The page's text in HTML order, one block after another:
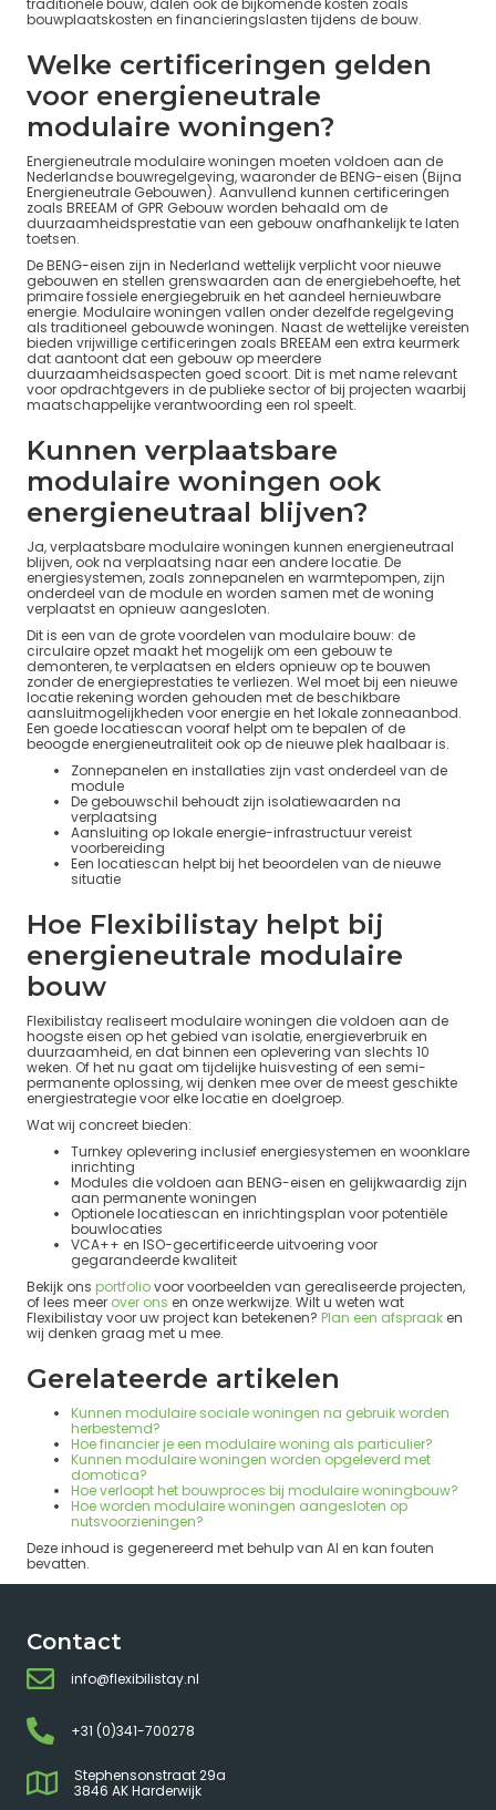
bouwplaatskosten en financieringslasten tijdens de bouw.
Welke certificeringen gelden
voor energieneutrale
modulaire woningen?
Energieneutrale modulaire woningen moeten voldoen aan de
Nederlandse bouwregelgeving, waaronder de BENG-eisen (Bijna
Energieneutrale Gebouwen). Aanvullend kunnen certificeringen
zoals BREEAM of GPR Gebouw worden behaald om de
duurzaamheidsprestatie van een gebouw onafhankelijk te laten
toetsen.
De BENG-eisen zijn in Nederland wettelijk verplicht voor nieuwe
gebouwen en stellen grenswaarden aan de energiebehoefte, het
primaire fossiele energiegebruik en het aandeel hernieuwbare
energie. Modulaire woningen vallen onder dezelfde regelgeving
als traditioneel gebouwde woningen. Naast de wettelijke vereisten
bieden vrijwillige certificeringen zoals BREEAM een extra keurmerk
dat aantoont dat een gebouw op meerdere
duurzaamheidsaspecten goed scoort. Dit is met name relevant
voor opdrachtgevers in de publieke sector of bij projecten waarbij
maatschappelijke verantwoording een rol speelt.
Kunnen verplaatsbare
modulaire woningen ook
energieneutraal blijven?
Ja, verplaatsbare modulaire woningen kunnen energieneutraal
blijven, ook na verplaatsing naar een andere locatie. De
energiesystemen, zoals zonnepanelen en warmtepompen, zijn
onderdeel van de module en worden samen met de woning
verplaatst en opnieuw aangesloten.
Dit is een van de grote voordelen van modulaire bouw: de
circulaire opzet maakt het mogelijk om een gebouw te
demonteren, te verplaatsen en elders opnieuw op te bouwen
zonder de energieprestaties te verliezen. Wel moet bij een nieuwe
locatie rekening worden gehouden met de beschikbare
aansluitmogelijkheden voor energie en het lokale zonneaanbod.
Een goede locatiescan vooraf helpt om te bepalen of de
beoogde energieneutraliteit ook op de nieuwe plek haalbaar is.
Zonnepanelen en installaties zijn vast onderdeel van de
module
De gebouwschil behoudt zijn isolatiewaarden na
verplaatsing
Aansluiting op lokale energie-infrastructuur vereist
voorbereiding
Een locatiescan helpt bij het beoordelen van de nieuwe
situatie
Hoe Flexibilistay helpt bij
energieneutrale modulaire
bouw
Flexibilistay realiseert modulaire woningen die voldoen aan de
hoogste eisen op het gebied van isolatie, energieverbruik en
duurzaamheid, en dat binnen een oplevering van slechts 10
weken. Of het nu gaat om tijdelijke huisvesting of een semi-
permanente oplossing, wij denken mee over de meest geschikte
energiestrategie voor elke locatie en doelgroep.
Wat wij concreet bieden:
Turnkey oplevering inclusief energiesystemen en woonklare
inrichting
Modules die voldoen aan BENG-eisen en gelijkwaardig zijn
aan permanente woningen
Optionele locatiescan en inrichtingsplan voor potentiële
bouwlocaties
VCA++ en ISO-gecertificeerde uitvoering voor
gegarandeerde kwaliteit
Bekijk ons portfoliovoor voorbeelden van gerealiseerde projecten,
of lees meer over ons en onze werkwijze. Wilt u weten wat
Flexibilistay voor uw project kan betekenen? Plan een afspraak en
wij denken graag met u mee.
Gerelateerde artikelen
Kunnen modulaire sociale woningen na gebruik worden
herbestemd?
Hoe financier je een modulaire woning als particulier?
Kunnen modulaire woningen worden opgeleverd met
domotica?
Hoe verloopt het bouwproces bij modulaire woningbouw?
Hoe worden modulaire woningen aangesloten op
nutsvoorzieningen?
Deze inhoud is gegenereerd met behulp van AI en kan fouten
bevatten.
Contact
info@flexibilistay.nl
+31 (0)341-700278
Stephensonstraat 29a
3846 AK Harderwijk